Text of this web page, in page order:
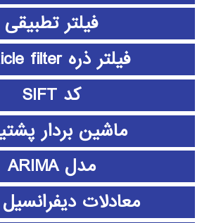
فیلتر تطبیقی
فیلتر ذره particle filter
کد SIFT
ماشین بردار
مدل ARIMA
معادلات دیفرانسیل ODE